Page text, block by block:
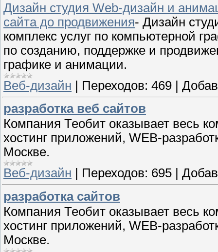
Дизайн студия Web-дизайн и
сайта до продвижения- Дизайн
комплекс услуг по компьютерной
по созданию, поддержке и
графике и анимации.
Веб-дизайн | Переходов: 469 |
разработка веб сайтов
Компания Теобит оказывает весь
хостинг приложений, WEB-
Москве.
Веб-дизайн
Переходов: 695
разработка сайтов
Компания Теобит оказывает весь
хостинг приложений, WEB-
Москве.